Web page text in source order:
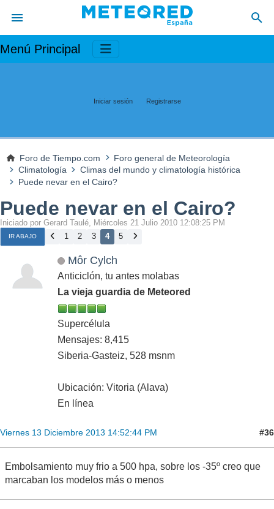
Menú Principal
Iniciar sesión Registrarse
Foro de Tiempo.com
Foro general de Meteorología
Climatología
Climas del mundo y climatología histórica
Puede nevar en el Cairo?
Puede nevar en el Cairo?
Iniciado por Gerard Taulé, Miércoles 21 Julio 2010 12:08:25 PM
IR ABAJO 1 2 3 4 5
Môr Cylch
Anticiclón, tu antes molabas
La vieja guardia de Meteored
Supercélula
Mensajes: 8,415
Siberia-Gasteiz, 528 msnm
Ubicación: Vitoria (Alava)
En línea
Viernes 13 Diciembre 2013 14:52:44 PM #36
Embolsamiento muy frio a 500 hpa, sobre los -35º creo que
marcaban los modelos más o menos